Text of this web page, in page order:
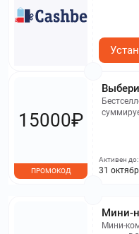
15000₽
ПРОМОКОД
Активен до:
31
Мини-